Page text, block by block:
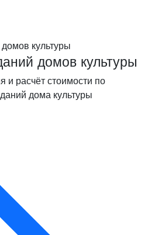
домов культуры
и расчёт стоимости по
дома культуры